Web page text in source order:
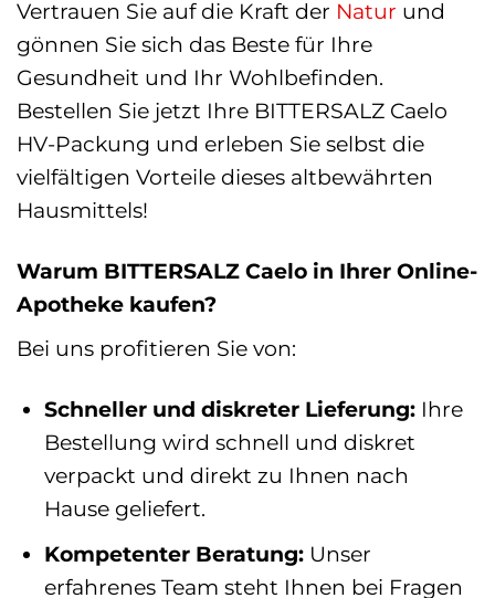
Vertrauen Sie auf die Kraft der Natur und
gönnen Sie sich das Beste für Ihre
Gesundheit und Ihr Wohlbefinden.
Bestellen Sie jetzt Ihre BITTERSALZ Caelo
HV-Packung und erleben Sie selbst die
vielfältigen Vorteile dieses altbewährten
Hausmittels!
Warum BITTERSALZ Caelo in Ihrer Online-
Apotheke kaufen?
Bei uns profitieren Sie von:
Schneller und diskreter Lieferung:Ihre
Bestellung wird schnell und diskret
verpackt und direkt zu Ihnen nach
Hause geliefert.
Kompetenter Beratung:Unser
erfahrenes Team steht Ihnen bei Fragen